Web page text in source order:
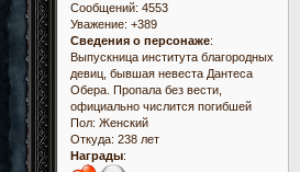
Сообщений: 4553
Уважение: +389
Сведения о персонаже:
Выпускница института благородных
девиц, бывшая невеста Дантеса
Обера. Пропала без вести,
официально числится погибшей
Пол: Женский
Откуда: 238 лет
Награды: